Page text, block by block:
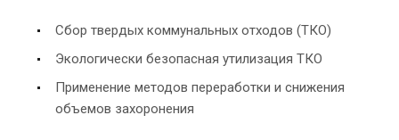
Сбор твердых коммунальных отходов (ТКО)
Экологически безопасная утилизация ТКО
Применение методов переработки и снижения
объемов захоронения